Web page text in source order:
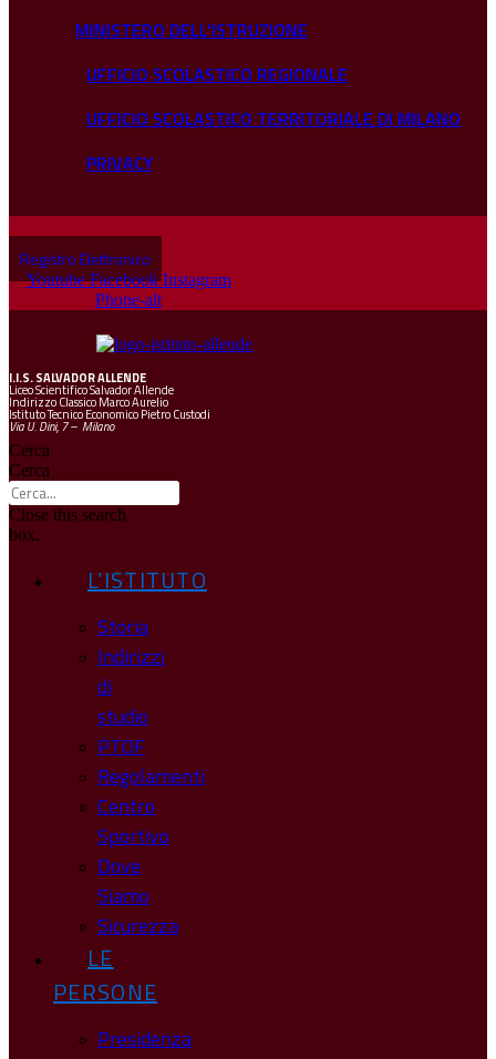
MINISTERO DELL'ISTRUZIONE
UFFICIO SCOLASTICO REGIONALE
UFFICIO SCOLASTICO TERRITORIALE DI MILANO
PRIVACY
Registro Elettronico
Youtube Facebook Instagram
Phone-alt
I.I.S.SALVADOR ALLENDE
Liceo Scientifico Salvador Allende
Indirizzo Classico Marco Aurelio
Istituto Tecnico Economico Pietro Custodi
Via U. Dini, 7 – Milano
Cerca
Cerca
Close this search
box.
L’ISTITUTO
Storia
Indirizzi
di
studio
PTOF
Regolamenti
Centro
Sportivo
Dove
Siamo
Sicurezza
LE
PERSONE
Presidenza